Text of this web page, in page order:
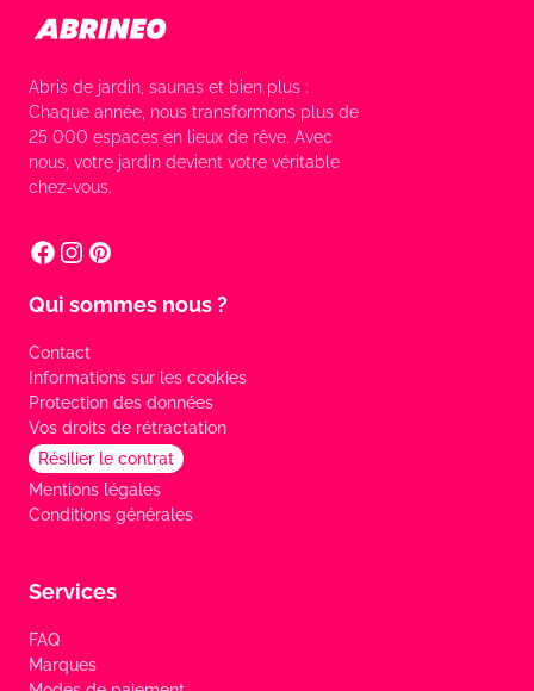
Abris de jardin, saunas et bien plus :
Chaque année, nous transformons plus de
25 000 espaces en lieux de rêve. Avec
nous, votre jardin devient votre véritable
chez-vous.
Qui sommes nous ?
Contact
Informations sur les cookies
Protection des données
Vos droits de rétractation
Résilier le contrat
Mentions légales
Conditions générales
Services
FAQ
Marques